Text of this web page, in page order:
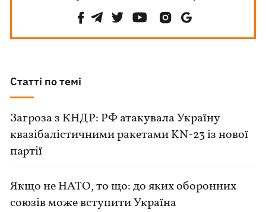
Статті по темі
Загроза з КНДР: РФ атакувала Україну
квазібалістичними ракетами KN-23 із нової
партії
Якщо не НАТО, то що: до яких оборонних
союзів може вступити Україна